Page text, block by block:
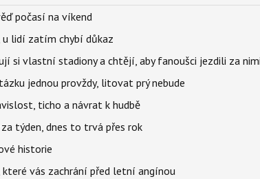
počasí na víkend
lidí zatím chybí důkaz
si vlastní stadiony a chtějí, aby fanoušci jezdili za nimi
jednou provždy, litovat prý nebude
ticho a návrat k hudbě
týden, dnes to trvá přes rok
historie
vás zachrání před letní angínou